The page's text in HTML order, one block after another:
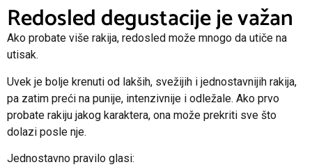
Redosled degustacije je važan
Ako probate više rakija, redosled može mnogo da utiče na
utisak.
Uvek je bolje krenuti od lakših, svežijih i jednostavnijih rakija,
pa zatim preći na punije, intenzivnije i odležale. Ako prvo
probate rakiju jakog karaktera, ona može prekriti sve što
dolazi posle nje.
Jednostavno pravilo glasi: